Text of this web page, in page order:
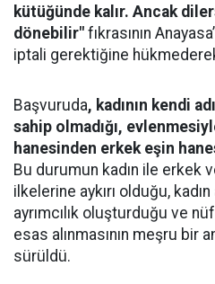
kütüğünde kalır. Ancak
dönebilir" fıkrasının
iptali gerektiğine
Başvuruda, kadının kendi
sahip olmadığı,
hanesinden erkek eşin
Bu durumun kadın ile erkek
ilkelerine aykırı olduğu,
ayrımcılık oluşturduğu ve
esas alınmasının meşru bir
sürüldü.